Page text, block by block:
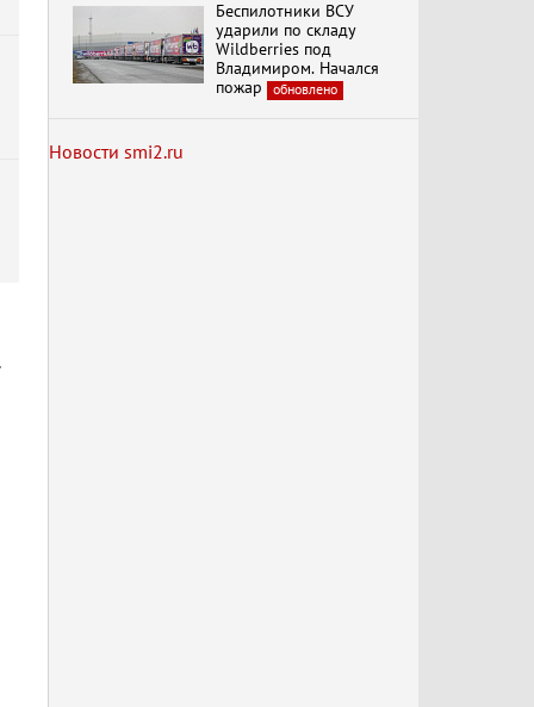
Степногорска
Беспилотники ВСУ
ударили по складу
Wildberries под
Владимиром. Начался
пожар
обновлено
Новости smi2.ru